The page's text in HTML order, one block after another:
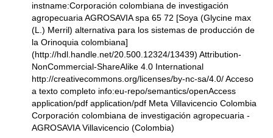
instname:Corporación colombiana de investigación
agropecuaria AGROSAVIA spa 65 72 [Soya (Glycine max
(L.) Merril) alternativa para los sistemas de producción de
la Orinoquia colombiana]
(http://hdl.handle.net/20.500.12324/13439) Attribution-
NonCommercial-ShareAlike 4.0 International
http://creativecommons.org/licenses/by-nc-sa/4.0/ Acceso
a texto completo info:eu-repo/semantics/openAccess
application/pdf application/pdf Meta Villavicencio Colombia
‎‎Corporación colombiana de investigación agropecuaria -
AGROSAVIA Villavicencio (Colombia)